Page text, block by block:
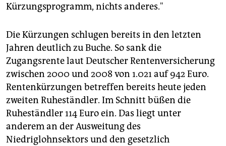
Kürzungsprogramm, nichts anderes."
Die Kürzungen schlugen bereits in den letzten
Jahren deutlich zu Buche. So sank die
Zugangsrente laut Deutscher Rentenversicherung
zwischen 2000 und 2008 von 1.021 auf 942 Euro.
Rentenkürzungen betreffen bereits heute jeden
zweiten Ruheständler. Im Schnitt büßen die
Ruheständler 114 Euro ein. Das liegt unter
anderem an der Ausweitung des
Niedriglohnsektors und den gesetzlich